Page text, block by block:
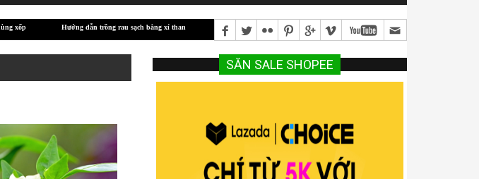
Hướng dẫn trồng rau sạch bằng xỉ than Các giống bò thịt mang lại hiệu quả kinh tế cao Hướng dẫn Kỹ Thuật Trồng Và Chăm
SĂN SALE SHOPEE